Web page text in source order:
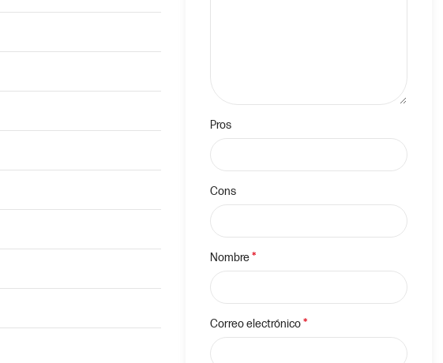
Pros
Cons
Nombre*
Correo electrónico*